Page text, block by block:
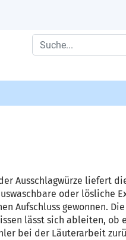
Ausschlagwürze liefert
oder lösliche
Aufschluss gewonnen.
lässt sich ableiten, ob
bei der Läuterarbeit